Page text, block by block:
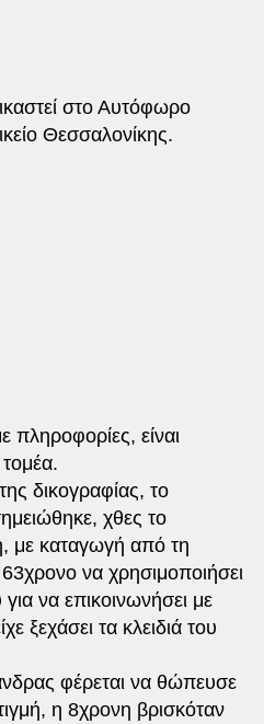
στο Αυτόφωρο
Θεσσαλονίκης.
είναι
δικογραφίας, το
χθες το
με καταγωγή από τη
να χρησιμοποιήσει
να επικοινωνήσει με
ξεχάσει τα κλειδιά του
φέρεται να θώπευσε
η 8χρονη βρισκόταν